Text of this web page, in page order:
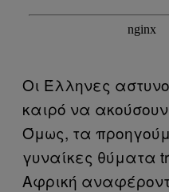
Οι Έλληνες
καιρό να ακούσουν
Όμως, τα
γυναίκες θύματα
Αφρική